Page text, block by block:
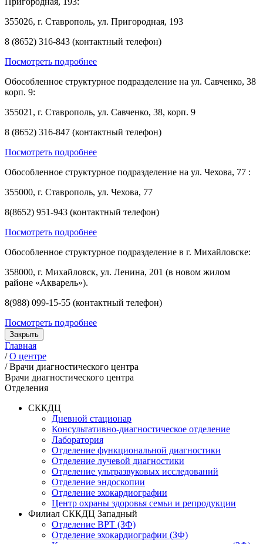
355026, г. Ставрополь, ул. Пригородная, 193
8 (8652) 316-843 (контактный телефон)
Посмотреть подробнее
Обособленное структурное подразделение на ул. Савченко, 38
корп. 9:
355021, г. Ставрополь, ул. Савченко, 38, корп. 9
8 (8652) 316-847 (контактный телефон)
Посмотреть подробнее
Обособленное структурное подразделение на ул. Чехова, 77 :
355000, г. Ставрополь, ул. Чехова, 77
8(8652) 951-943 (контактный телефон)
Посмотреть подробнее
Обособленное структурное подразделение в г. Михайловске:
358000, г. Михайловск, ул. Ленина, 201 (в новом жилом
районе «Акварель»).
8(988) 099-15-55 (контактный телефон)
Посмотреть подробнее
Закрыть
Главная
/ О центре
/ Врачи диагностического центра
Врачи диагностического центра
Отделения
СККДЦ
Дневной стационар
Консультативно-диагностическое отделение
Лаборатория
Отделение функциональной диагностики
Отделение лучевой диагностики
Отделение ультразвуковых исследований
Отделение эндоскопии
Отделение эхокардиографии
Центр охраны здоровья семьи и репродукции
Филиал СККДЦ Западный
Отделение ВРТ (ЗФ)
Отделение эхокардиографии (ЗФ)